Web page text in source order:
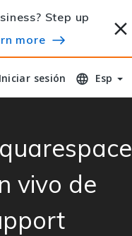
Step up
more
Iniciar sesión
Iniciar sesión Esp
vivo de